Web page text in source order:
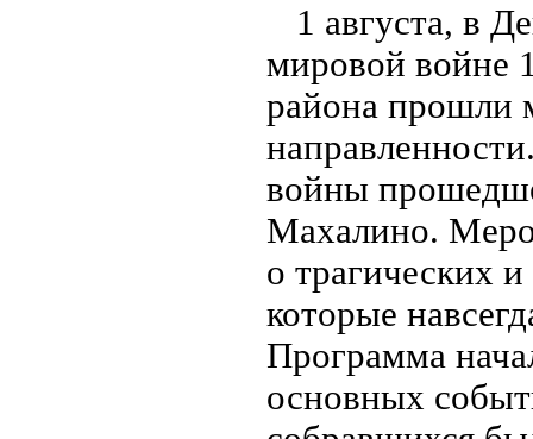
1 августа, в
мировой войне
района прошли
войны
Махалино.
о трагических
которые
Программа
основных